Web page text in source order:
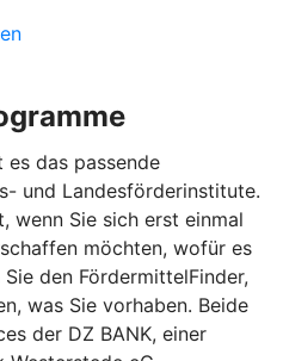
es das passende
und Landesförderinstitute.
wenn Sie sich erst einmal
möchten, wofür es
den FördermittelFinder,
was Sie vorhaben. Beide
der DZ BANK, einer